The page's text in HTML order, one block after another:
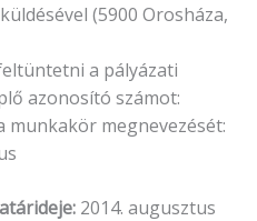
(5900 Orosháza,
a pályázati
azonosító számot:
munkakör megnevezését:
2014. augusztus